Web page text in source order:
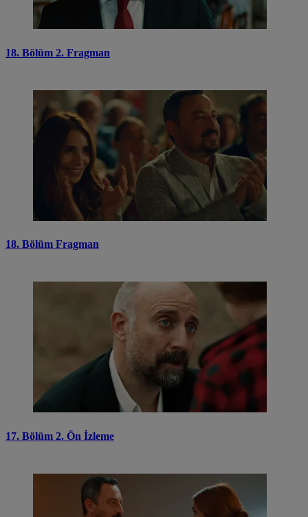
18. Bölüm 2. Fragman
18. Bölüm Fragman
17. Bölüm 2. Ön İzleme